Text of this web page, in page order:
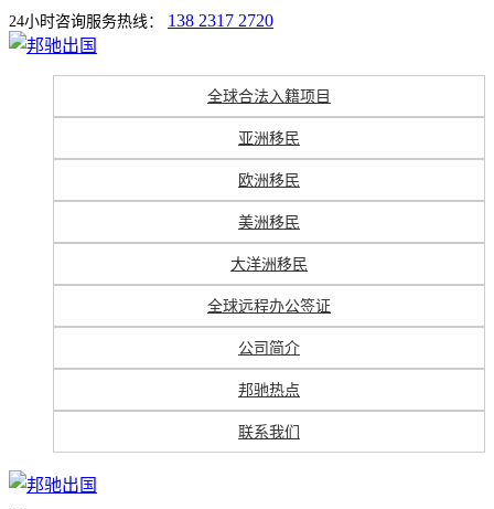
24小时咨询服务热线： 138 2317 2720
全球合法入籍项目
亚洲移民
欧洲移民
美洲移民
大洋洲移民
全球远程办公签证
公司简介
邦驰热点
联系我们